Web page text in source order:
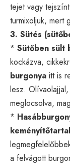
tejet vagy
turmixoljuk, mert
3. Sütés
* Sütőben sült
kockázva,
burgonya itt is
lesz.
meglocsolva,
*
a felvágott